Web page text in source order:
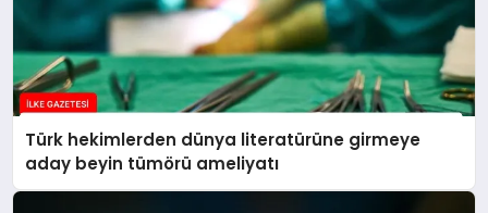
Türk hekimlerden dünya literatürüne girmeye
aday beyin tümörü ameliyatı